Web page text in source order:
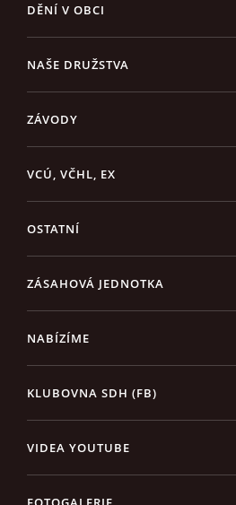
DĚNÍ V OBCI
NAŠE DRUŽSTVA
ZÁVODY
VCÚ, VČHL, EX
OSTATNÍ
ZÁSAHOVÁ JEDNOTKA
NABÍZÍME
KLUBOVNA SDH (FB)
VIDEA YOUTUBE